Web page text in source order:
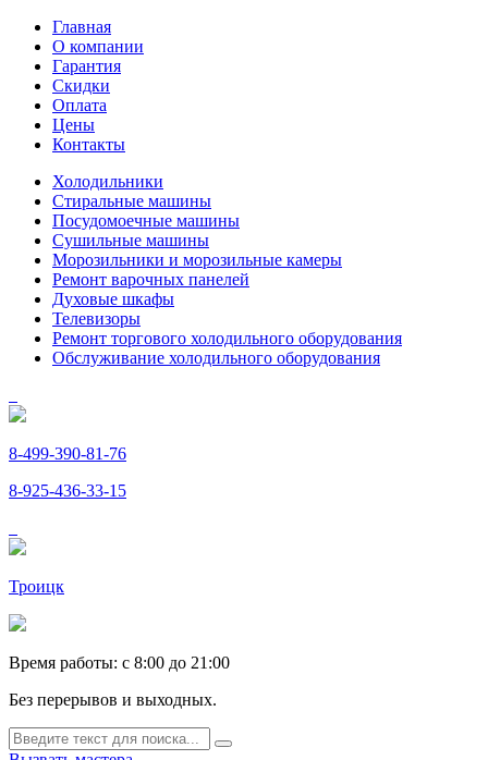
Главная
О компании
Гарантия
Скидки
Оплата
Цены
Контакты
Холодильники
Стиральные машины
Посудомоечные машины
Сушильные машины
Морозильники и морозильные камеры
Ремонт варочных панелей
Духовые шкафы
Телевизоры
Ремонт торгового холодильного оборудования
Обслуживание холодильного оборудования
8-499-390-81-76
8-925-436-33-15
Троицк
Время работы: c 8:00 до 21:00
Без перерывов и выходных.